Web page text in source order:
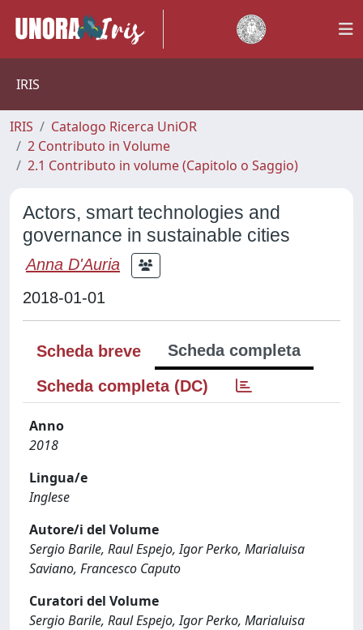
IRIS
IRIS
Catalogo Ricerca UniOR
2 Contributo in Volume
2.1 Contributo in volume (Capitolo o Saggio)
Actors, smart technologies and
governance in sustainable cities
Anna D'Auria
2018-01-01
Scheda breve
Scheda completa
Scheda completa (DC)
Anno
2018
Lingua/e
Inglese
Autore/i del Volume
Sergio Barile, Raul Espejo, Igor Perko, Marialuisa
Saviano, Francesco Caputo
Curatori del Volume
Sergio Barile, Raul Espejo, Igor Perko, Marialuisa